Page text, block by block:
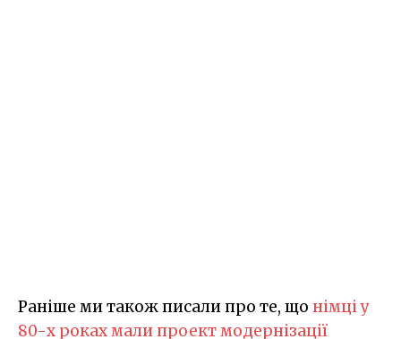
Раніше ми також писали про те, що німці у
80-х роках мали проект модернізації